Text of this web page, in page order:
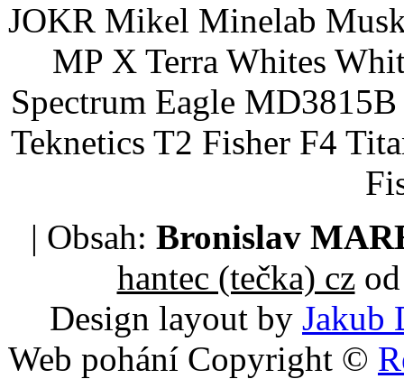
JOKR Mikel Minelab
MP X Terra Whites
Spectrum Eagle
Teknetics T2 Fisher F4
| Obsah: Bronislav
hantec (tečka) czod
Design layout by Jakub
Web pohání Copyright ©